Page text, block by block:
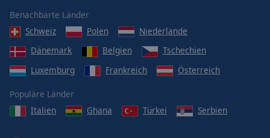
Benachbarte Länder
Schweiz
Polen
Niederlande
Dänemark
Belgien
Tschechien
Luxemburg
Frankreich Österreich
Populäre Länder
Italien
Ghana Türkei Serbien